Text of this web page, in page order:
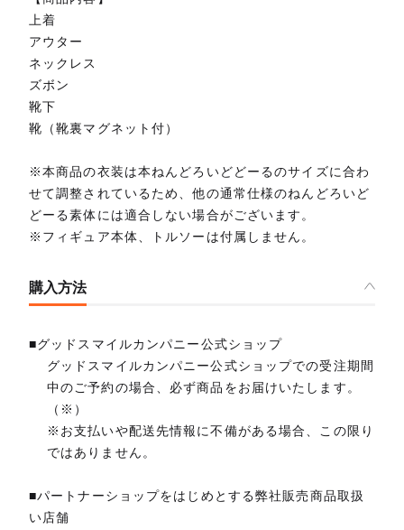
上着
アウター
ネックレス
ズボン
靴下
靴（靴裏マグネット付）
※本商品の衣装は本ねんどろいどどーるのサイズに合わ
せて調整されているため、他の通常仕様のねんどろいど
どーる素体には適合しない場合がございます。
※フィギュア本体、トルソーは付属しません。
購入方法
■グッドスマイルカンパニー公式ショップ
グッドスマイルカンパニー公式ショップでの受注期間
中のご予約の場合、必ず商品をお届けいたします。
（※）
※お支払いや配送先情報に不備がある場合、この限り
ではありません。
■パートナーショップをはじめとする弊社販売商品取扱
い店舗